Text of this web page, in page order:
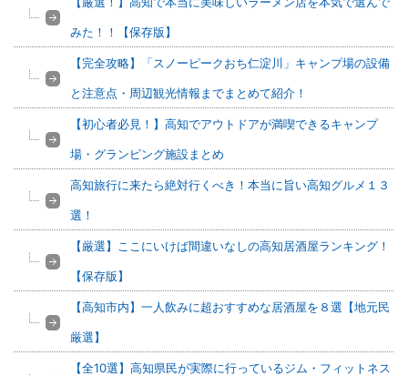
みた！！【保存版】
【完全攻略】「スノーピークおち仁淀川」キャンプ場の設備
と注意点・周辺観光情報までまとめて紹介！
【初心者必見！】高知でアウトドアが満喫できるキャンプ
場・グランピング施設まとめ
高知旅行に来たら絶対行くべき！本当に旨い高知グルメ１３
選！
【厳選】ここにいけば間違いなしの高知居酒屋ランキング！
【保存版】
【高知市内】一人飲みに超おすすめな居酒屋を８選【地元民
厳選】
【全10選】高知県民が実際に行っているジム・フィットネス